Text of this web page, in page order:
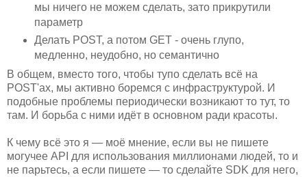
мы ничего не можем сделать, зато прикрутили
параметр
Делать POST, а потом GET - очень глупо,
медленно, неудобно, но семантично
В общем, вместо того, чтобы тупо сделать всё на
POST'ах, мы активно боремся с инфраструктурой. И
подобные проблемы периодически возникают то тут, то
там. И борьба с ними идёт в основном ради красоты.
К чему всё это я — моё мнение, если вы не пишете
могучее API для использования миллионами людей, то и
не парьтесь, а если пишете — то сделайте SDK для него,